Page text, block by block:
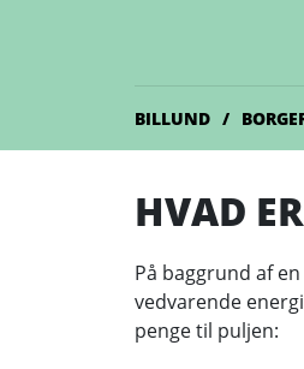
BILLUND
HVAD
På baggrund af
vedvarende
penge til puljen: